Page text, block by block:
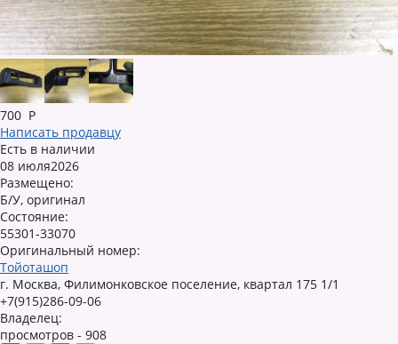
700 Р
Написать продавцу
Есть в наличии
08 июля2026
Размещено:
Б/У, оригинал
Состояние:
55301-33070
Оригинальный номер:
Тойоташоп
г. Москва, Филимонковское поселение, квартал 175 1/1
+7(915)286-09-06
Владелец:
просмотров - 908